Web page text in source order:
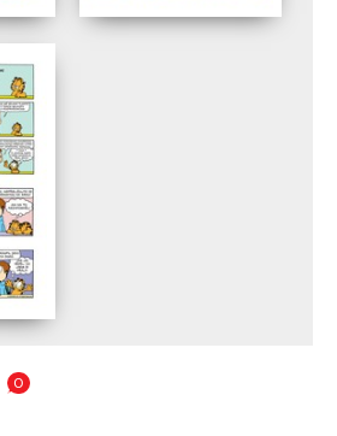
0